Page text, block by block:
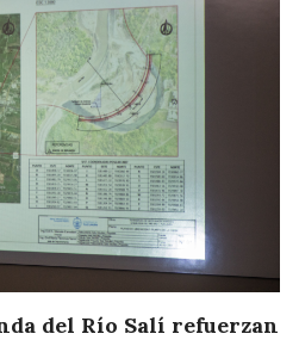
del Río Salí refuerzan